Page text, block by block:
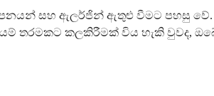
සහ ඇලර්ජින් ඇතුළු වීමට පහසු වේ.
කලකිරීමක් විය හැකි වුවද,